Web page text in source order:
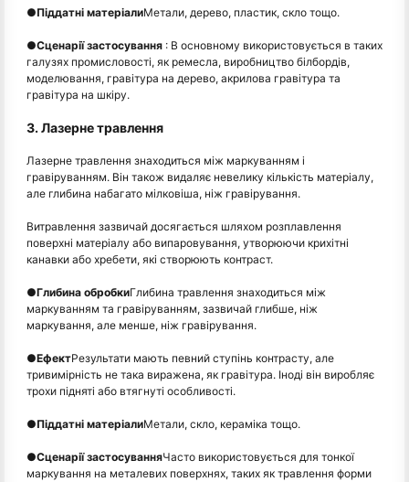
●Піддатні матеріалиМетали, дерево, пластик, скло тощо.
●Сценарії застосування : В основному використовується в таких
галузях промисловості, як ремесла, виробництво білбордів,
моделювання, гравітура на дерево, акрилова гравітура та
гравітура на шкіру.
3. Лазерне травлення
Лазерне травлення знаходиться між маркуванням і
гравіруванням. Він також видаляє невелику кількість матеріалу,
але глибина набагато мілковіша, ніж гравірування.
Витравлення зазвичай досягається шляхом розплавлення
поверхні матеріалу або випаровування, утворюючи крихітні
канавки або хребети, які створюють контраст.
●Глибина обробкиГлибина травлення знаходиться між
маркуванням та гравіруванням, зазвичай глибше, ніж
маркування, але менше, ніж гравірування.
●ЕфектРезультати мають певний ступінь контрасту, але
тривимірність не така виражена, як гравітура. Іноді він виробляє
трохи підняті або втягнуті особливості.
●Піддатні матеріалиМетали, скло, кераміка тощо.
●Сценарії застосуванняЧасто використовується для тонкої
маркування на металевих поверхнях, таких як травлення форми